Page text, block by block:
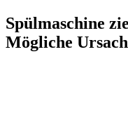
Spülmaschine
Mögliche